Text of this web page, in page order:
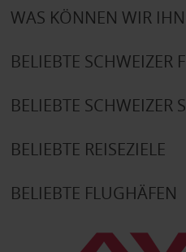
WAS KÖNNEN WIR
BELIEBTE SCHWEIZER
BELIEBTE SCHWEIZER
BELIEBTE REISEZIELE
BELIEBTE FLUGHÄFEN